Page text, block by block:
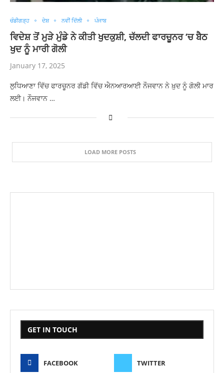
ਚੰਡੀਗੜ੍ਹ ਦੇਸ਼ ਨਵੀਂ ਦਿੱਲੀ ਪੰਜਾਬ
ਵਿਦੇਸ਼ ਤੋਂ ਮੁੜੇ ਮੁੰਡੇ ਨੇ ਕੀਤੀ ਖੁਦਕੁਸ਼ੀ, ਚੱਲਦੀ ਫਾਰਚੂਨਰ ‘ਚ ਬੈਠ
ਖੁਦ ਨੂੰ ਮਾਰੀ ਗੋਲੀ
January 17, 2025
ਲੁਧਿਆਣਾ ਵਿੱਚ ਫਾਰਚੂਨਰ ਗੱਡੀ ਵਿੱਚ ਐਨਆਰਆਈ ਨੌਜਵਾਨ ਨੇ ਖ਼ੁਦ ਨੂੰ ਗੋਲੀ ਮਾਰ
ਲਈ। ਨੌਜਵਾਨ …
LOAD MORE POSTS
GET IN TOUCH
FACEBOOK TWITTER